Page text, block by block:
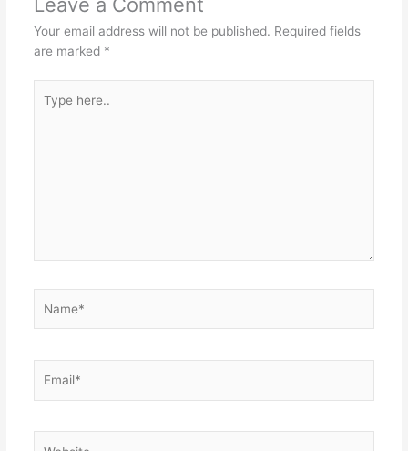
Your email address will not be published. Required fields
are marked *
here..